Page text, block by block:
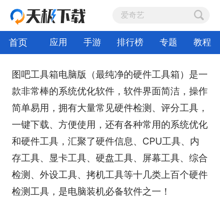
首页 应用 手游 排行榜 专题 教程
图吧工具箱电脑版（最纯净的硬件工具箱）是一
款非常棒的系统优化软件，软件界面简洁，操作
简单易用，拥有大量常见硬件检测、评分工具，
一键下载、方便使用，还有各种常用的系统优化
和硬件工具，汇聚了硬件信息、CPU工具、内
存工具、显卡工具、硬盘工具、屏幕工具、综合
检测、外设工具、拷机工具等十几类上百个硬件
检测工具，是电脑装机必备软件之一！